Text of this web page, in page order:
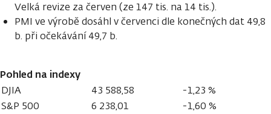
Velká revize za červen (ze 147 tis. na 14 tis.).
PMI ve výrobě dosáhl v červenci dle konečných dat 49,8
b. při očekávání 49,7 b.
Pohled na indexy
DJIA 43 588,58
-1,23 %
S&P 500
6 238,01
-1,60 %